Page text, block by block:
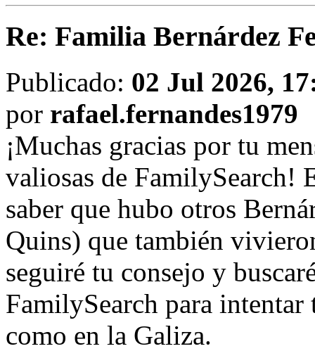
Re: Familia Bernárdez
Publicado: 02 Jul 2026,
por rafael.fernandes1979
¡Muchas gracias por tu
valiosas de FamilySearch!
saber que hubo otros
Quins) que también
seguiré tu consejo y
FamilySearch para
como en la Galiza.